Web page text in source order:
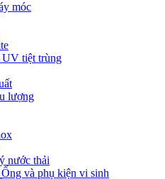
móc
UV tiệt trùng
lượng
nước thải
và phụ kiện vi sinh